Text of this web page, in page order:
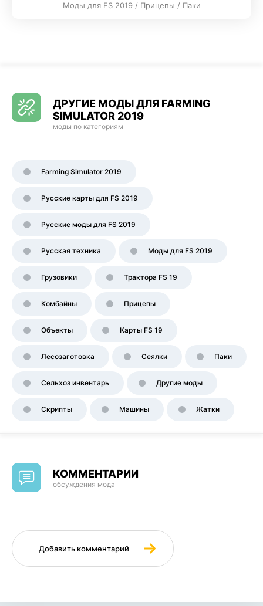
Моды для FS 2019 / Прицепы / Паки
ДРУГИЕ МОДЫ ДЛЯ FARMING
SIMULATOR 2019
моды по категориям
Farming Simulator 2019
Русские карты для FS 2019
Русские моды для FS 2019
Русская техника Моды для FS 2019
Грузовики Трактора FS 19
Комбайны Прицепы
Объекты Карты FS 19
Лесозаготовка Сеялки Паки
Сельхоз инвентарь Другие моды
Скрипты Машины Жатки
КОММЕНТАРИИ
обсуждения мода
Добавить комментарий